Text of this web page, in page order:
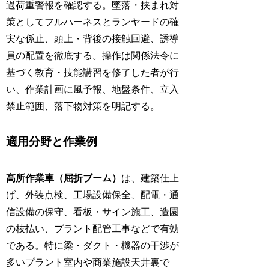
過荷重警報を確認する。墜落・挟まれ対
策としてフルハーネスとランヤードの確
実な係止、頭上・背後の接触回避、誘導
員の配置を徹底する。操作は関係法令に
基づく教育・技能講習を修了した者が行
い、作業計画に風予報、地盤条件、立入
禁止範囲、落下物対策を明記する。
適用分野と作業例
高所作業車（屈折ブーム） は、建築仕上
げ、外装点検、工場設備保全、配電・通
信設備の保守、看板・サイン施工、造園
の枝払い、プラント配管工事などで有効
である。特に梁・ダクト・機器の干渉が
多いプラント室内や商業施設天井裏で